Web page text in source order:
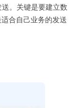
。关键是要建立数
合自己业务的发送